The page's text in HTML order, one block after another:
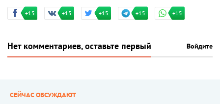
+15 +15 +15 +15 +15
Нет комментариев, оставьте первый Войдите
СЕЙЧАС ОБСУЖДАЮТ